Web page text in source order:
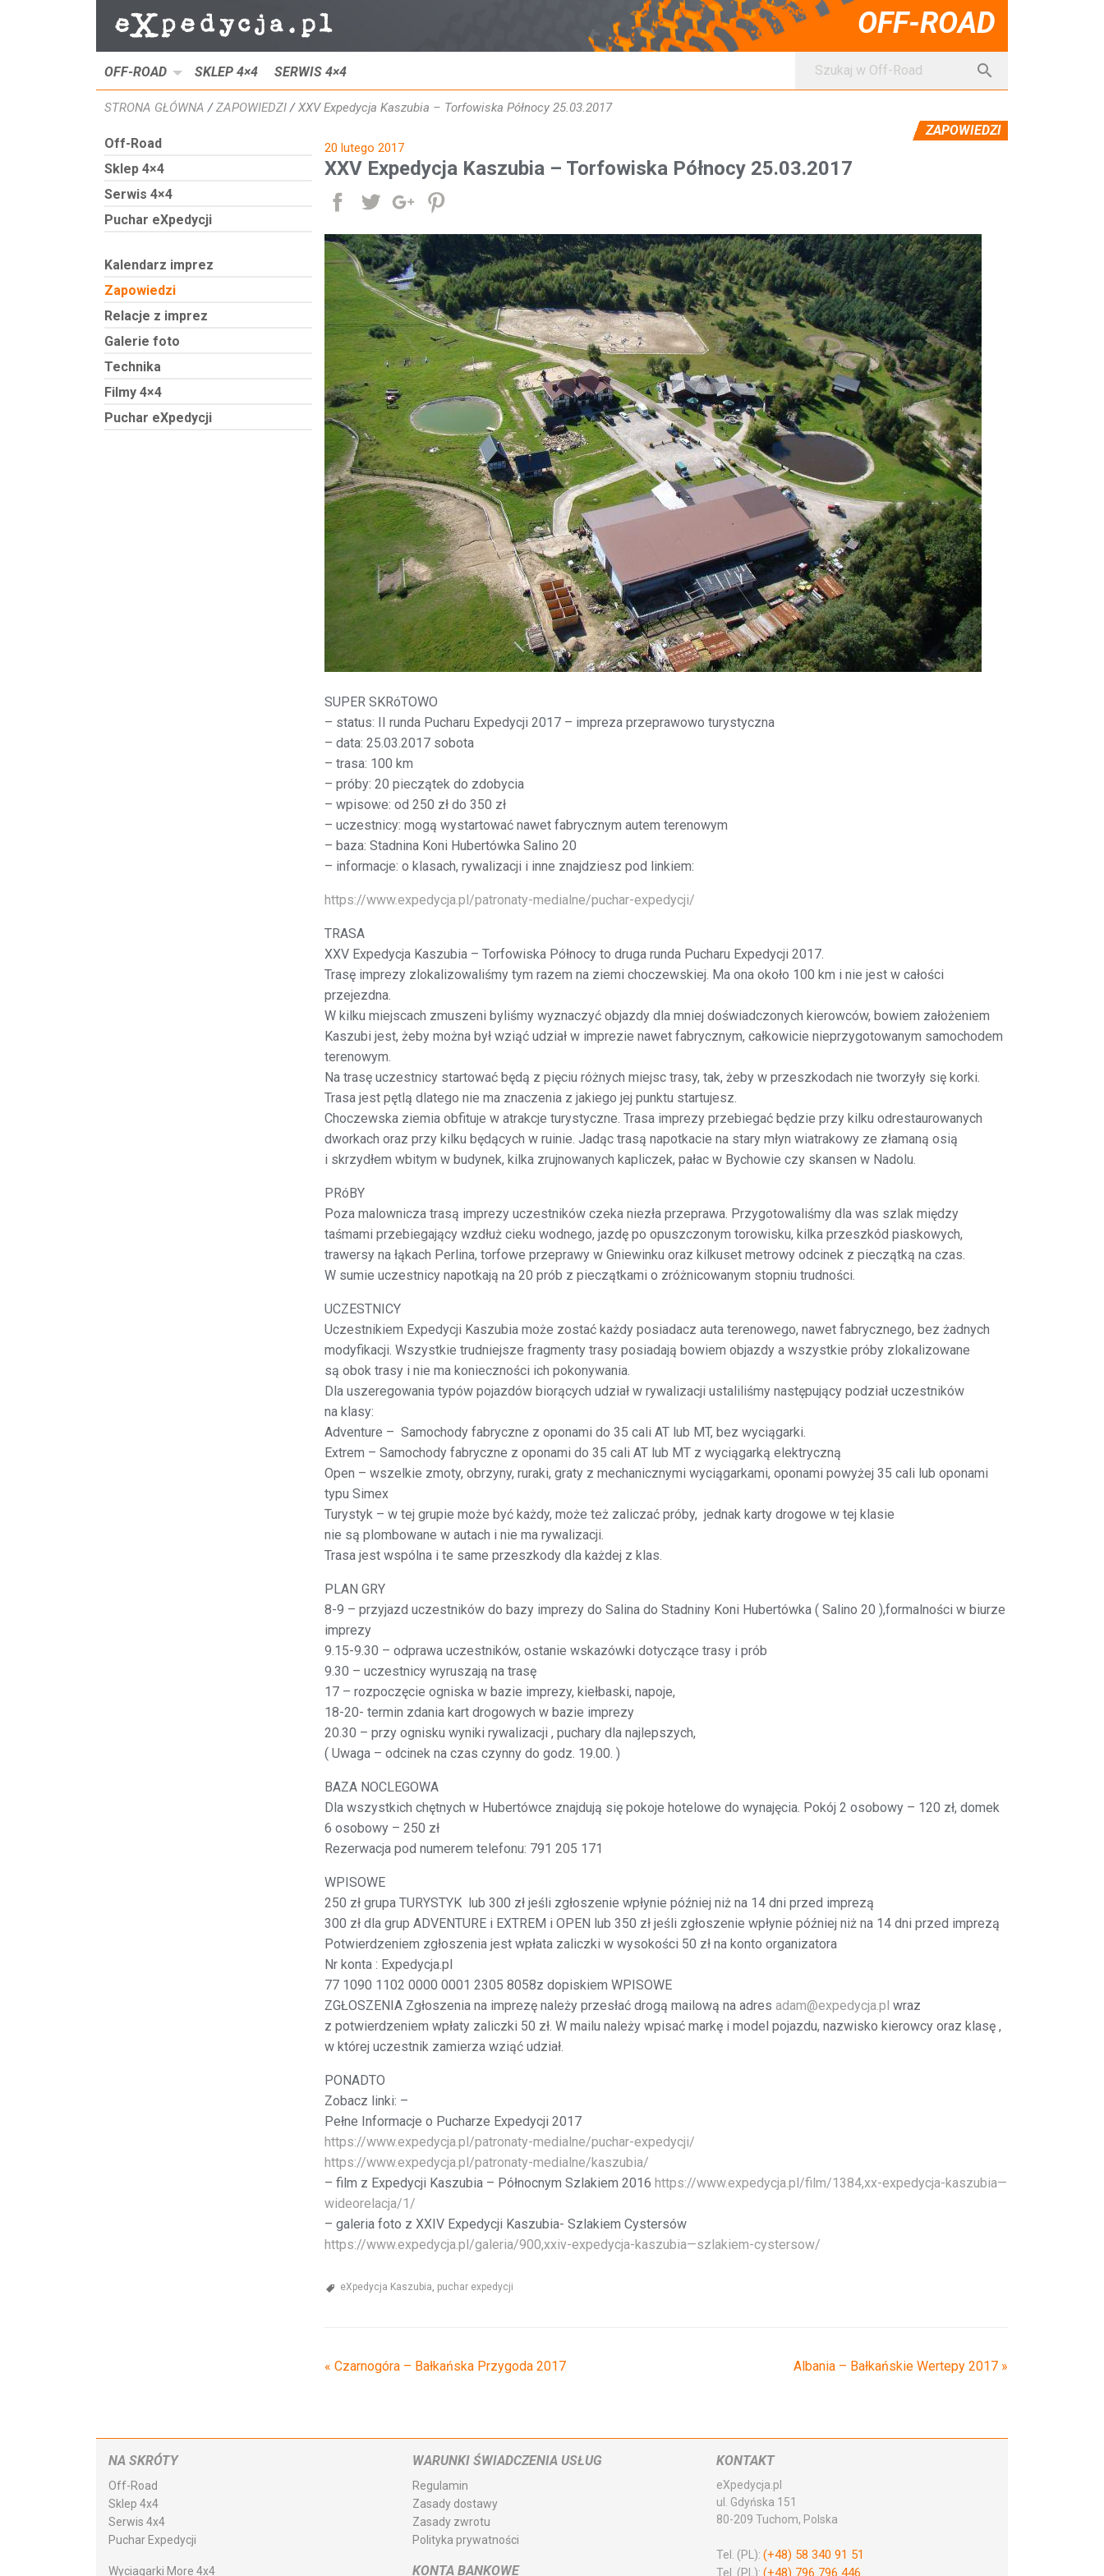
OFF-ROAD
OFF-ROAD SKLEP 4×4 SERWIS 4×4
j

STRONA GŁÓWNA /ZAPOWIEDZI/XXV Expedycja Kaszubia – Torfowiska Północy 25.03.2017
ZAPOWIEDZI
20 lutego 2017
XXV Expedycja Kaszubia – Torfowiska Północy 25.03.2017
UdostępnijTweetujGoogle+
SUPER SKRóTOWO
– status: II runda Pucharu Expedycji 2017 – impreza przeprawowo turystyczna
– data: 25.03.2017 sobota
– trasa: 100 km
– próby: 20 pieczątek do zdobycia
– wpisowe: od 250 zł do 350 zł
– uczestnicy: mogą wystartować nawet fabrycznym autem terenowym
– baza: Stadnina Koni Hubertówka Salino 20
– informacje: o klasach, rywalizacji i inne znajdziesz pod linkiem:
https://www.expedycja.pl/patronaty-medialne/puchar-expedycji/
TRASA
XXV Expedycja Kaszubia – Torfowiska Północy to druga runda Pucharu Expedycji 2017.
Trasę imprezy zlokalizowaliśmy tym razem na ziemi choczewskiej. Ma ona około 100 km i nie jest w całości
przejezdna.
W kilku miejscach zmuszeni byliśmy wyznaczyć objazdy dla mniej doświadczonych kierowców, bowiem założeniem
Kaszubi jest, żeby można był wziąć udział w imprezie nawet fabrycznym, całkowicie nieprzygotowanym samochodem
terenowym.
Na trasę uczestnicy startować będą z pięciu różnych miejsc trasy, tak, żeby w przeszkodach nie tworzyły się korki.
Trasa jest pętlą dlatego nie ma znaczenia z jakiego jej punktu startujesz.
Choczewska ziemia obfituje w atrakcje turystyczne. Trasa imprezy przebiegać będzie przy kilku odrestaurowanych
dworkach oraz przy kilku będących w ruinie. Jadąc trasą napotkacie na stary młyn wiatrakowy ze złamaną osią
i skrzydłem wbitym w budynek, kilka zrujnowanych kapliczek, pałac w Bychowie czy skansen w Nadolu.
PRóBY
Poza malownicza trasą imprezy uczestników czeka niezła przeprawa. Przygotowaliśmy dla was szlak między
taśmami przebiegający wzdłuż cieku wodnego, jazdę po opuszczonym torowisku, kilka przeszkód piaskowych,
trawersy na łąkach Perlina, torfowe przeprawy w Gniewinku oraz kilkuset metrowy odcinek z pieczątką na czas.
W sumie uczestnicy napotkają na 20 prób z pieczątkami o zróżnicowanym stopniu trudności.
UCZESTNICY
Uczestnikiem Expedycji Kaszubia może zostać każdy posiadacz auta terenowego, nawet fabrycznego, bez żadnych
modyfikacji. Wszystkie trudniejsze fragmenty trasy posiadają bowiem objazdy a wszystkie próby zlokalizowane
są obok trasy i nie ma konieczności ich pokonywania.
Dla uszeregowania typów pojazdów biorących udział w rywalizacji ustaliliśmy następujący podział uczestników
na klasy:
Adventure – Samochody fabryczne z oponami do 35 cali AT lub MT, bez wyciągarki.
Extrem – Samochody fabryczne z oponami do 35 cali AT lub MT z wyciągarką elektryczną
Open – wszelkie zmoty, obrzyny, ruraki, graty z mechanicznymi wyciągarkami, oponami powyżej 35 cali lub oponami
typu Simex
Turystyk – w tej grupie może być każdy, może też zaliczać próby, jednak karty drogowe w tej klasie
nie są plombowane w autach i nie ma rywalizacji.
Trasa jest wspólna i te same przeszkody dla każdej z klas.
PLAN GRY
8-9 – przyjazd uczestników do bazy imprezy do Salina do Stadniny Koni Hubertówka ( Salino 20 ),formalności w biurze
imprezy
9.15-9.30 – odprawa uczestników, ostanie wskazówki dotyczące trasy i prób
9.30 – uczestnicy wyruszają na trasę
17 – rozpoczęcie ogniska w bazie imprezy, kiełbaski, napoje,
18-20- termin zdania kart drogowych w bazie imprezy
20.30 – przy ognisku wyniki rywalizacji , puchary dla najlepszych,
( Uwaga – odcinek na czas czynny do godz. 19.00. )
BAZA NOCLEGOWA
Dla wszystkich chętnych w Hubertówce znajdują się pokoje hotelowe do wynajęcia. Pokój 2 osobowy – 120 zł, domek
6 osobowy – 250 zł
Rezerwacja pod numerem telefonu: 791 205 171
WPISOWE
250 zł grupa TURYSTYK lub 300 zł jeśli zgłoszenie wpłynie później niż na 14 dni przed imprezą
300 zł dla grup ADVENTURE i EXTREM i OPEN lub 350 zł jeśli zgłoszenie wpłynie później niż na 14 dni przed imprezą
Potwierdzeniem zgłoszenia jest wpłata zaliczki w wysokości 50 zł na konto organizatora
Nr konta : Expedycja.pl
77 1090 1102 0000 0001 2305 8058z dopiskiem WPISOWE
ZGŁOSZENIA Zgłoszenia na imprezę należy przesłać drogą mailową na adres adam@expedycja.pl wraz
z potwierdzeniem wpłaty zaliczki 50 zł. W mailu należy wpisać markę i model pojazdu, nazwisko kierowcy oraz klasę ,
w której uczestnik zamierza wziąć udział.
PONADTO
Zobacz linki: –
Pełne Informacje o Pucharze Expedycji 2017
https://www.expedycja.pl/patronaty-medialne/puchar-expedycji/
https://www.expedycja.pl/patronaty-medialne/kaszubia/
– film z Expedycji Kaszubia – Północnym Szlakiem 2016 https://www.expedycja.pl/film/1384,xx-expedycja-kaszubia—
wideorelacja/1/
– galeria foto z XXIV Expedycji Kaszubia- Szlakiem Cystersów
https://www.expedycja.pl/galeria/900,xxiv-expedycja-kaszubia—szlakiem-cystersow/
eXpedycja Kaszubia, puchar expedycji
« Czarnogóra – Bałkańska Przygoda 2017 Albania – Bałkańskie Wertepy 2017 »
Off-Road
Sklep 4×4
Serwis 4×4
Puchar eXpedycji
Kalendarz imprez
Zapowiedzi
Relacje z imprez
Galerie foto
Technika
Filmy 4×4
Puchar eXpedycji
NA SKRÓTY
Off-Road
Sklep 4x4
Serwis 4x4
Puchar Expedycji
Wyciagarki More 4x4
WARUNKI ŚWIADCZENIA USŁUG
Regulamin
Zasady dostawy
Zasady zwrotu
Polityka prywatności
KONTA BANKOWE
KONTAKT
eXpedycja.pl
ul. Gdyńska 151
80-209 Tuchom, Polska
Tel. (PL): (+48) 58 340 91 51
Tel. (PL): (+48) 796 796 446